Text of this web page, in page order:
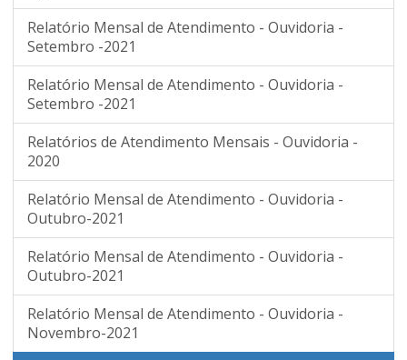
Relatório Mensal de Atendimento - Ouvidoria -
Setembro -2021
Relatório Mensal de Atendimento - Ouvidoria -
Setembro -2021
Relatórios de Atendimento Mensais - Ouvidoria -
2020
Relatório Mensal de Atendimento - Ouvidoria -
Outubro-2021
Relatório Mensal de Atendimento - Ouvidoria -
Outubro-2021
Relatório Mensal de Atendimento - Ouvidoria -
Novembro-2021